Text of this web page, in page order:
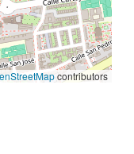
contributors